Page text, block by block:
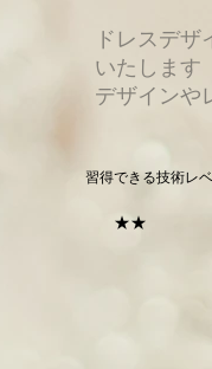
ドレスデ
いたします
デザインや
習得できる技術レ
★★